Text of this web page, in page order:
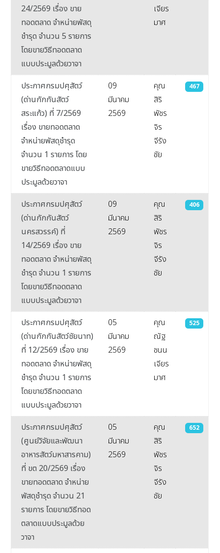
24/2569 เรื่อง ขาย
ทอดตลาด จำหน่ายพัสดุ
ชำรุด จำนวน 5 รายการ
โดยขายวิธีทอดตลาด
แบบประมูลด้วยวาจา
เจียร
มาศ
ประกาศกรมปศุสัตว์
(ด่านกักกันสัตว์
สระแก้ว) ที่ 7/2569
เรื่อง ขายทอดตลาด
จำหน่ายพัสดุชำรุด
จำนวน 1 รายการ โดย
ขายวิธีทอดตลาดแบบ
ประมูลด้วยวาจา
09
มีนาคม
2569
คุณ
สิริ
พัชร
จิร
จีรัง
ชัย
467
ประกาศกรมปศุสัตว์
(ด่านกักกันสัตว์
นครสวรรค์) ที่
14/2569 เรื่อง ขาย
ทอดตลาด จำหน่ายพัสดุ
ชำรุด จำนวน 1 รายการ
โดยขายวิธีทอดตลาด
แบบประมูลด้วยวาจา
09
มีนาคม
2569
คุณ
สิริ
พัชร
จิร
จีรัง
ชัย
406
ประกาศกรมปศุสัตว์
(ด่านกักกันสัตว์ชัยนาท)
ที่ 12/2569 เรื่อง ขาย
ทอดตลาด จำหน่ายพัสดุ
ชำรุด จำนวน 1 รายการ
โดยขายวิธีทอดตลาด
แบบประมูลด้วยวาจา
05
มีนาคม
2569
คุณ
ณัฐ
ชนน
เจียร
มาศ
525
ประกาศกรมปศุสัตว์
(ศูนย์วิจัยและพัฒนา
อาหารสัตว์มหาสารคาม)
ที่ ขต 20/2569 เรื่อง
ขายทอดตลาด จำหน่าย
พัสดุชำรุด จำนวน 21
รายการ โดยขายวิธีทอด
ตลาดแบบประมูลด้วย
วาจา
05
มีนาคม
2569
คุณ
สิริ
พัชร
จิร
จีรัง
ชัย
652